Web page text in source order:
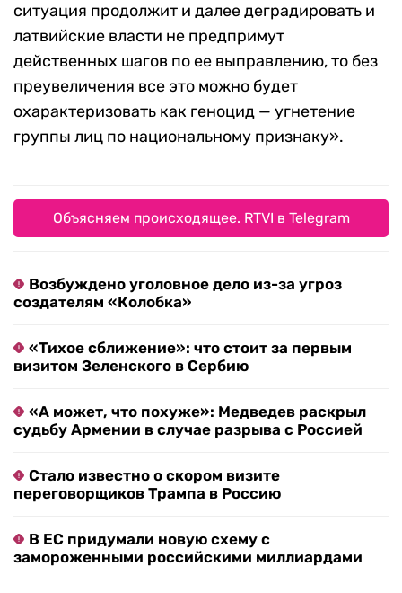
ситуация продолжит и далее деградировать и
латвийские власти не предпримут
действенных шагов по ее выправлению, то без
преувеличения все это можно будет
охарактеризовать как геноцид — угнетение
группы лиц по национальному признаку».
Объясняем происходящее. RTVI в Telegram
Возбуждено уголовное дело из-за угроз
создателям «Колобка»
«Тихое сближение»: что стоит за первым
визитом Зеленского в Сербию
«А может, что похуже»: Медведев раскрыл
судьбу Армении в случае разрыва с Россией
Стало известно о скором визите
переговорщиков Трампа в Россию
В ЕС придумали новую схему с
замороженными российскими миллиардами